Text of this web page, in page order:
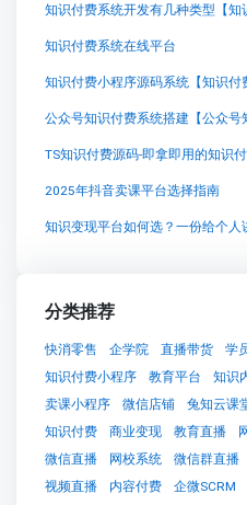
知识付费系统在线平台
TS知识付费源码-即拿即用的知识
2025年抖音卖课平台选择指南
知识变现平台如何选？一份给个人
分类推荐
快消零售 企学院 直播带货 学
知识付费小程序
教育平台 知识
卖课小程序
微信店铺 兔知云课
知识付费
商业变现 教育直播
微信直播
网校系统 微信群直播
视频直播
内容付费 企微SCRM